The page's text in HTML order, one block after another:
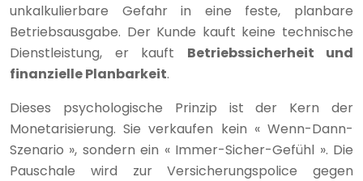
unkalkulierbare Gefahr in eine feste, planbare
Betriebsausgabe. Der Kunde kauft keine technische
Dienstleistung, er kauft Betriebssicherheit und
finanzielle Planbarkeit.
Dieses psychologische Prinzip ist der Kern der
Monetarisierung. Sie verkaufen kein « Wenn-Dann-
Szenario », sondern ein « Immer-Sicher-Gefühl ». Die
Pauschale wird zur Versicherungspolice gegen